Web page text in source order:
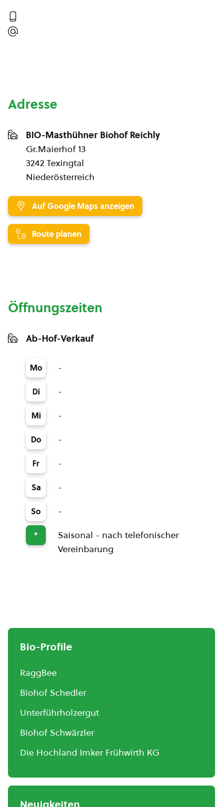
Adresse
BIO-Masthühner Biohof Reichly
Gr.Maierhof 13
3242 Texingtal
Niederösterreich
Auf Google Maps anzeigen
Route planen
Öffnungszeiten
Ab-Hof-Verkauf
Mo -
Di -
Mi -
Do -
Fr -
Sa -
So -
*
Saisonal - nach telefonischer
Vereinbarung
Bio-Profile
RaggBee
Biohof Schedler
Unterführholzergut
Biohof Schwärzler
Die Hochland Imker Frühwirth KG